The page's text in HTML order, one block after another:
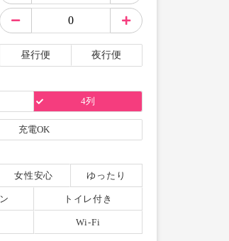
昼行便 夜行便
4列
充電OK
女性安心 ゆったり
トイレ付き
Wi-Fi